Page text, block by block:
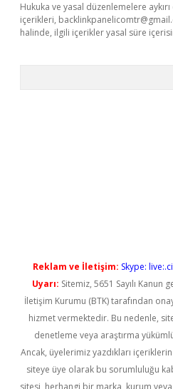
Hukuka ve yasal düzenlemelere
içerikleri,
halinde, ilgili içerikler yasal süre
Reklam ve İletişim: Skype:
Uyarı: Sitemiz, 5651 Sayılı
İletişim Kurumu (BTK) tarafından
hizmet vermektedir. Bu nedenle,
denetleme veya araştırma
Ancak, üyelerimiz yazdıkları
siteye üye olarak bu sorumluluğu
sitesi, herhangi bir marka, kurum veya